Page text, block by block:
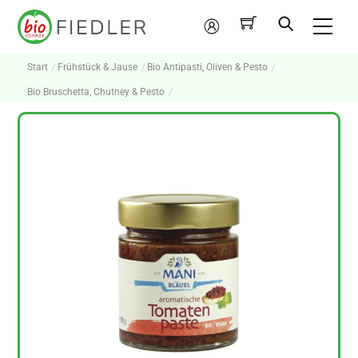
Skip
Mein
Konto
Start Frühstück & Jause Bio Antipasti, Oliven & Pesto
Bio Bruschetta, Chutney & Pesto